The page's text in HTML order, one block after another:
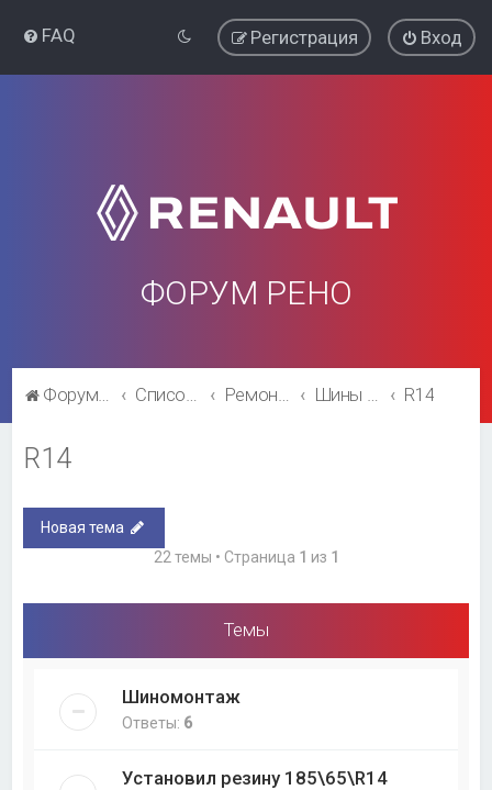
FAQ Вход
Регистрация
ФОРУМ РЕНО
Форум Рено Список форумов Ремонт и эксплуатация Шины и диски R14
R14
Новая тема
22 темы • Страница 1 из 1
Темы
Шиномонтаж
Ответы: 6
Установил резину 185\65\R14